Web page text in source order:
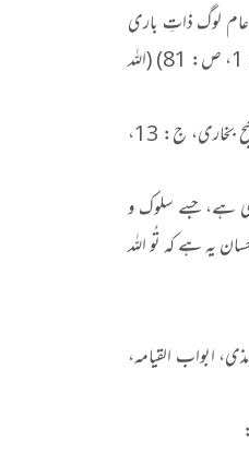
عام لوگ ذاتِ باری
تعالیٰ میں غور و فکر کی طاقت نہیں رکھتے۔ اسی لیے آپ ﷺ نے فرمایا کہ: ’’تفکّروا فی آلاء اللّٰہ و لا تفکّروا فی اللّٰہ‘‘۔ (مجمع الزوائد، ج: 1، ص: 81) (اللہ
یہ بھی (حضرت عبد اللہ ابن عباسؓ سے) روایت کیا گیا ہے کہ: ’’تفکّروا فی کلّ شیء و لا تفکّرو فی ذات اللّٰہ‘‘۔ (فتح الباری شرح صحیح بخاری، ج: 13،
ہے، جسے سلوک و
یہ ہے کہ تُو اللہ
ابواب القیامہ،